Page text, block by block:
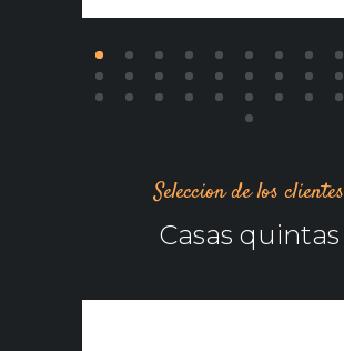
Seleccion de los clientes
Casas quintas